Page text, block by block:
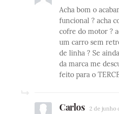
Acha bom o
funcional ? acha
cofre do motor ?
um carro sem
de linha ? Se
da marca me
feito para o
Carlos 2 de junho